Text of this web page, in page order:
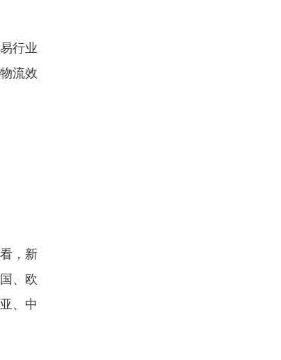
行业
流效
，新
、欧
、中